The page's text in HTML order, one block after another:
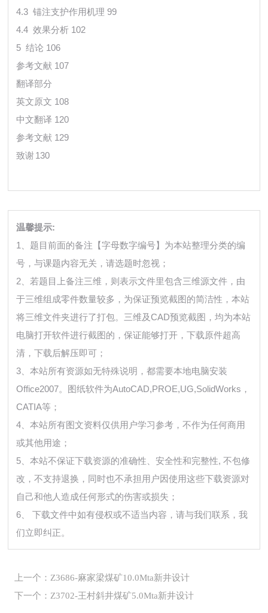
4.3 锚注支护作用机理 99
4.4 效果分析 102
5 结论 106
参考文献 107
翻译部分
英文原文 108
中文翻译 120
参考文献 129
致谢 130
温馨提示:
1、题目前面的备注【字母数字编号】为本站整理分类的编
号，与课题内容无关，请选题时忽视；
2、若题目上备注三维，则表示文件里包含三维源文件，由
于三维组成零件数量较多，为保证预览截图的简洁性，本站
将三维文件夹进行了打包。三维及CAD预览截图，均为本站
电脑打开软件进行截图的，保证能够打开，下载原件超高
清，下载后解压即可；
3、本站所有资源如无特殊说明，都需要本地电脑安装
Office2007。图纸软件为AutoCAD,PROE,UG,SolidWorks，
CATIA等；
4、本站所有图文资料仅供用户学习参考，不作为任何商用
或其他用途；
5、本站不保证下载资源的准确性、安全性和完整性, 不包修
改，不支持退换，同时也不承担用户因使用这些下载资源对
自己和他人造成任何形式的伤害或损失；
6、 下载文件中如有侵权或不适当内容，请与我们联系，我
们立即纠正。
上一个：Z3686-麻家梁煤矿10.0Mta新井设计
下一个：Z3702-王村斜井煤矿5.0Mta新井设计